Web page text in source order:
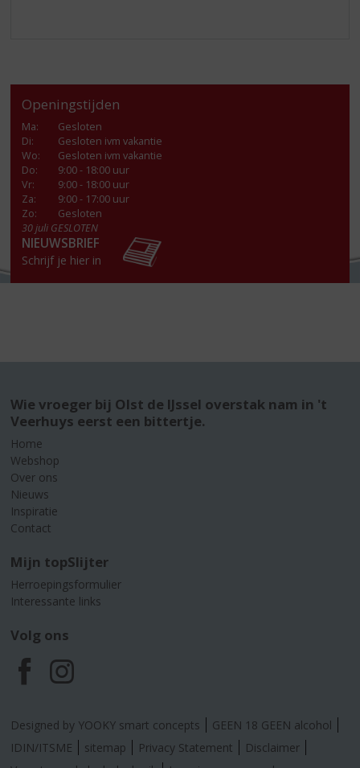
Openingstijden
Ma:
Gesloten
Di:
Gesloten ivm vakantie
Wo:
Gesloten ivm vakantie
Do:
9:00 - 18:00 uur
Vr:
9:00 - 18:00 uur
Za:
9:00 - 17:00 uur
Zo:
Gesloten
30 juli GESLOTEN
NIEUWSBRIEF
Schrijf je hier in
Wie vroeger bij Olst de IJssel overstak nam in 't
Veerhuys eerst een bittertje.
Home
Webshop
Over ons
Nieuws
Inspiratie
Contact
Mijn topSlijter
Herroepingsformulier
Interessante links
Volg ons
F
a
c
I
n
s
Designed by YOOKY smart concepts
GEEN 18 GEEN alcohol
IDIN/ITSME
sitemap Privacy Statement
Disclaimer